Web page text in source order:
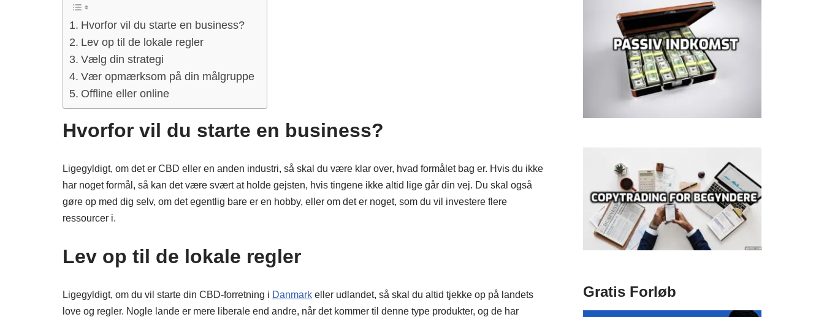
Hvorfor vil du starte en business?
Lev op til de lokale regler
Vælg din strategi
Vær opmærksom på din målgruppe
Offline eller online
Hvorfor vil du starte en business?
Ligegyldigt, om det er CBD eller en anden industri, så skal du være klar over, hvad formålet bag er. Hvis du ikke
har noget formål, så kan det være svært at holde gejsten, hvis tingene ikke altid lige går din vej. Du skal også
gøre op med dig selv, om det egentlig bare er en hobby, eller om det er noget, som du vil investere flere
ressourcer i.
Lev op til de lokale regler
Ligegyldigt, om du vil starte din CBD-forretning i Danmark eller udlandet, så skal du altid tjekke op på landets
love og regler. Nogle lande er mere liberale end andre, når det kommer til denne type produkter, og de har
Gratis Forløb